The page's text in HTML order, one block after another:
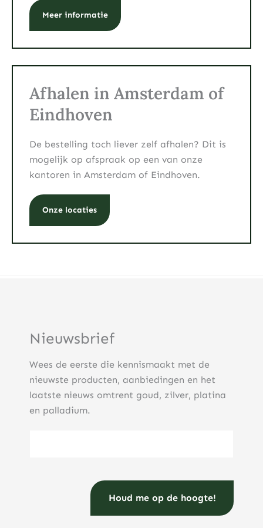
Meer informatie
Afhalen in Amsterdam of
Eindhoven
De bestelling toch liever zelf afhalen? Dit is
mogelijk op afspraak op een van onze
kantoren in Amsterdam of Eindhoven.
Onze locaties
Nieuwsbrief
Wees de eerste die kennismaakt met de
nieuwste producten, aanbiedingen en het
laatste nieuws omtrent goud, zilver, platina
en palladium.